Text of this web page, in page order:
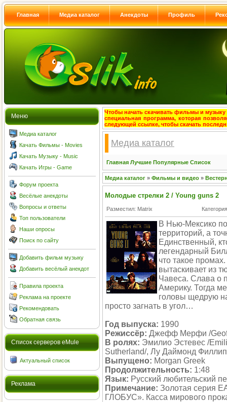
Главная Медиа каталог Анекдоты Профиль
Меню
Медиа каталог
Качать Фильмы - Movies
Качать Музыку - Music
Качать Игры - Game
Форум проекта
Весёлые анекдоты
Вопросы и ответы
Топ пользователи
Наши опросы
Поиск по сайту
Добавить фильм музыку
Добавить весёлый анекдот
Правила проекта
Реклама на проекте
Рекомендовать
Обратная связь
Cписок серверов eMule
Актуальный список
Реклама
Чтобы начать скачивать фильмы и музыку
специальная программа, которая
следующей ссылке, чтобы скачать
Медиа каталог
Главная Лучшие Популярные Список
Медиа каталог » Фильмы и видео »
Молодые стрелки 2 / Young guns 2
Разместил: Matrix
В Нью-Мексико
территорий, а
Единственный,
легендарный
что такое
вытаскивает из
Чавеса. Слава о
Америку. Тогда
головы щедрую
просто загнать в угол…
Год выпуска: 1990
Режиссёр: Джефф Мерфи /
В ролях: Эмилио Эстевес /
Sutherland/, Лу Даймонд
Выпущено: Morgan Greek
Продолжительность: 1:48
Язык: Русский любительский
Примечание: Золотая
ГЛОБУС». Касса мирового